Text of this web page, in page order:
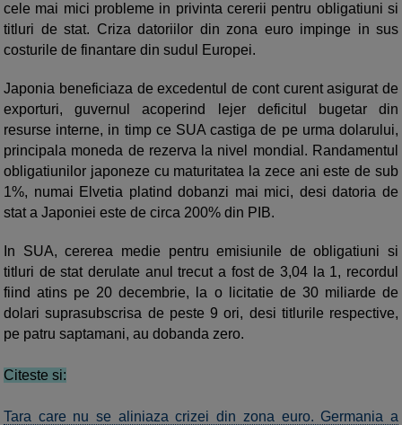
cele mai mici probleme in privinta cererii pentru obligatiuni si
titluri de stat. Criza datoriilor din zona euro impinge in sus
costurile de finantare din sudul Europei.
Japonia beneficiaza de excedentul de cont curent asigurat de
exporturi, guvernul acoperind lejer deficitul bugetar din
resurse interne, in timp ce SUA castiga de pe urma dolarului,
principala moneda de rezerva la nivel mondial. Randamentul
obligatiunilor japoneze cu maturitatea la zece ani este de sub
1%, numai Elvetia platind dobanzi mai mici, desi datoria de
stat a Japoniei este de circa 200% din PIB.
In SUA, cererea medie pentru emisiunile de obligatiuni si
titluri de stat derulate anul trecut a fost de 3,04 la 1, recordul
fiind atins pe 20 decembrie, la o licitatie de 30 miliarde de
dolari suprasubscrisa de peste 9 ori, desi titlurile respective,
pe patru saptamani, au dobanda zero.
Citeste si:
Tara care nu se aliniaza crizei din zona euro. Germania a